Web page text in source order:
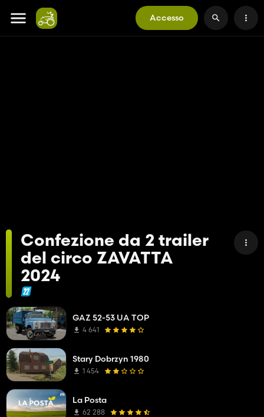
Accesso
Confezione da 2 trailer
del circo ZAVATTA
2024
GAZ 52-53 UA TOP
4 641
Stary Dobrzyn 1980
1 454
La Posta
62 288